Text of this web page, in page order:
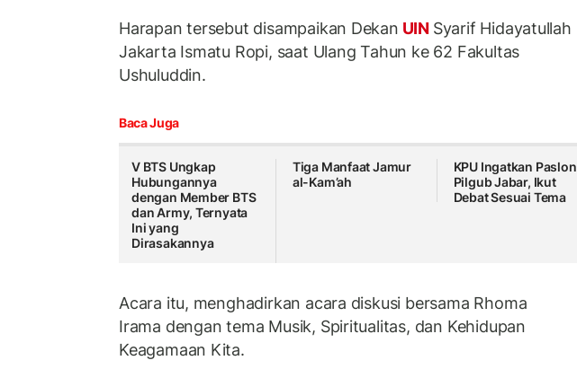
Harapan tersebut disampaikan Dekan UIN Syarif Hidayatullah
Jakarta Ismatu Ropi, saat Ulang Tahun ke 62 Fakultas
Ushuluddin.
Baca Juga
V BTS Ungkap
Hubungannya
dengan Member BTS
dan Army, Ternyata
Ini yang
Dirasakannya
Tiga Manfaat Jamur
al-Kam’ah
KPU Ingatkan Paslon
Pilgub Jabar, Ikut
Debat Sesuai Tema
Acara itu, menghadirkan acara diskusi bersama Rhoma
Irama dengan tema Musik, Spiritualitas, dan Kehidupan
Keagamaan Kita.